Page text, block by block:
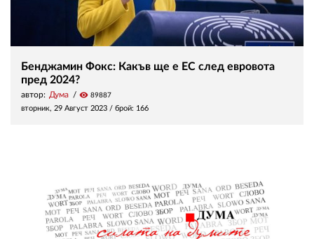
Бенджамин Фокс: Какъв ще е ЕС след евровота
пред 2024?
автор: Дума visibility 89887
вторник, 29 Август 2023 / брой: 166